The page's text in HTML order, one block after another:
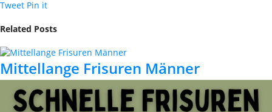
Tweet Pin it
Related Posts
Mittellange Frisuren Männer